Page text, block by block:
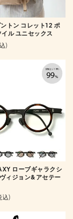
トン コレット12 ポ
ル ユニセックス
)
ローブギャラクシ
ィジョン&アセテー
)